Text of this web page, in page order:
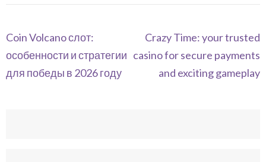
Navegación
de
entradas
Coin Volcano слот:
особенности и стратегии
для победы в 2026 году
Crazy Time: your trusted
casino for secure payments
and exciting gameplay